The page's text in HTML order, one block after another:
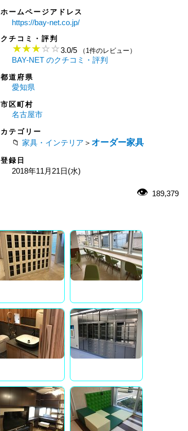
ホームページアドレス
https://bay-net.co.jp/
クチコミ・評判
3.0/5 （1件のレビュー）
BAY-NET のクチコミ・評判
都道府県
愛知県
市区町村
名古屋市
カテゴリー
家具・インテリア ＞ オーダー家具
登録日
2018年11月21日(水)
189,379